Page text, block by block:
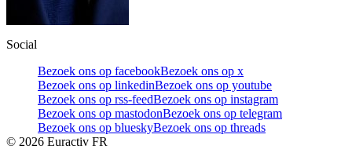
Social
Bezoek ons op facebookBezoek ons op x
Bezoek ons op linkedinBezoek ons op youtube
Bezoek ons op rss-feedBezoek ons op instagram
Bezoek ons op mastodonBezoek ons op telegram
Bezoek ons op blueskyBezoek ons op threads
© 2026 Euractiv FR